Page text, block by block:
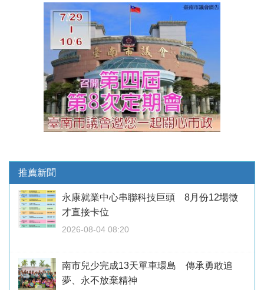
推薦新聞
永康就業中心串聯科技巨頭 8月份12場徵
才直接卡位
2026-08-04 08:20
南市兒少完成13天單車環島 傳承勇敢追
夢、永不放棄精神